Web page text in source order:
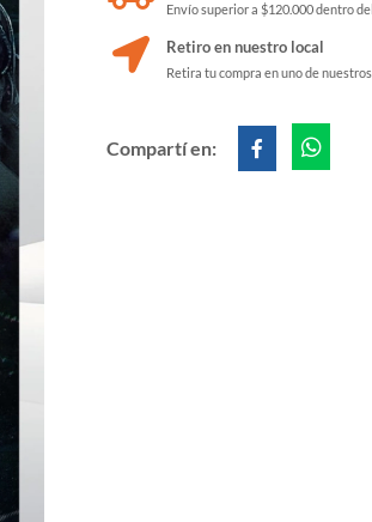
Envío superior a $120.000 dentro
Retiro en nuestro local
Retira tu compra en uno de
Compartí en: